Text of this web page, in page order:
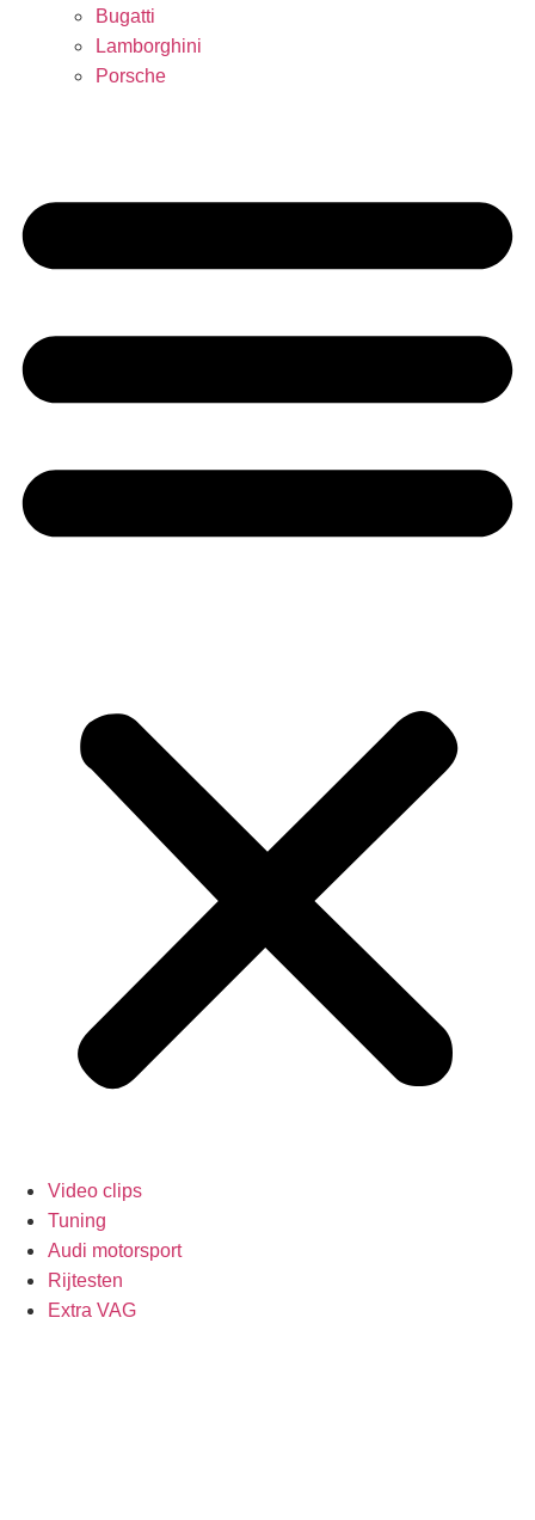
Bugatti
Lamborghini
Porsche
Video clips
Tuning
Audi motorsport
Rijtesten
Extra VAG